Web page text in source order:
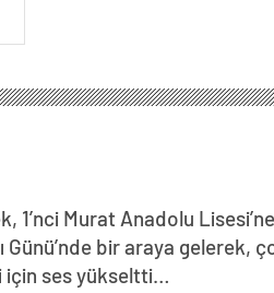
1’nci Murat Anadolu
bir araya gelerek,
için ses yükseltti…